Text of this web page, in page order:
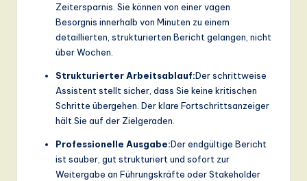
Zeitersparnis. Sie können von einer vagen
Besorgnis innerhalb von Minuten zu einem
detaillierten, strukturierten Bericht gelangen, nicht
über Wochen.
Strukturierter Arbeitsablauf:Der schrittweise
Assistent stellt sicher, dass Sie keine kritischen
Schritte übergehen. Der klare Fortschrittsanzeiger
hält Sie auf der Zielgeraden.
Professionelle Ausgabe:Der endgültige Bericht
ist sauber, gut strukturiert und sofort zur
Weitergabe an Führungskräfte oder Stakeholder